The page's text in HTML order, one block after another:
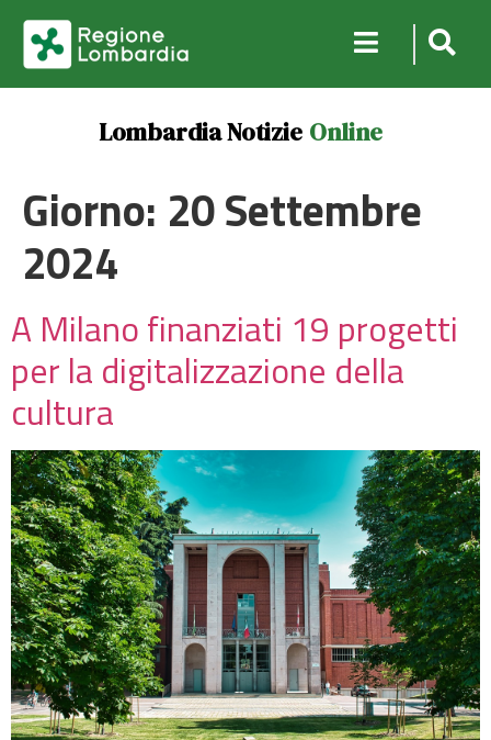
Lombardia Notizie Online
Giorno: 20 Settembre
2024
A Milano finanziati 19 progetti
per la digitalizzazione della
cultura